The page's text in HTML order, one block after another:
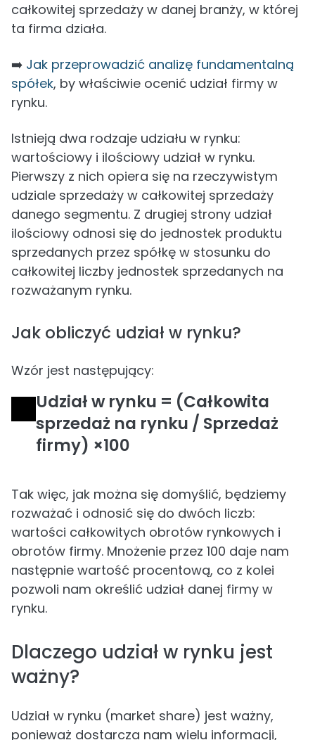
całkowitej sprzedaży w danej branży, w której
ta firma działa.
➡️ Jak przeprowadzić analizę fundamentalną
spółek, by właściwie ocenić udział firmy w
rynku.
Istnieją dwa rodzaje udziału w rynku:
wartościowy i ilościowy udział w rynku.
Pierwszy z nich opiera się na rzeczywistym
udziale sprzedaży w całkowitej sprzedaży
danego segmentu. Z drugiej strony udział
ilościowy odnosi się do jednostek produktu
sprzedanych przez spółkę w stosunku do
całkowitej liczby jednostek sprzedanych na
rozważanym rynku.
Jak obliczyć udział w rynku?
Wzór jest następujący:
Udział w rynku = (Całkowita
sprzedaż na rynku / Sprzedaż
firmy) ×100
Tak więc, jak można się domyślić, będziemy
rozważać i odnosić się do dwóch liczb:
wartości całkowitych obrotów rynkowych i
obrotów firmy. Mnożenie przez 100 daje nam
następnie wartość procentową, co z kolei
pozwoli nam określić udział danej firmy w
rynku.
Dlaczego udział w rynku jest
ważny?
Udział w rynku (market share) jest ważny,
ponieważ dostarcza nam wielu informacji,